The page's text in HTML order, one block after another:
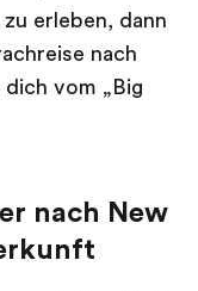
erleben, dann
nach
vom „Big
nach New